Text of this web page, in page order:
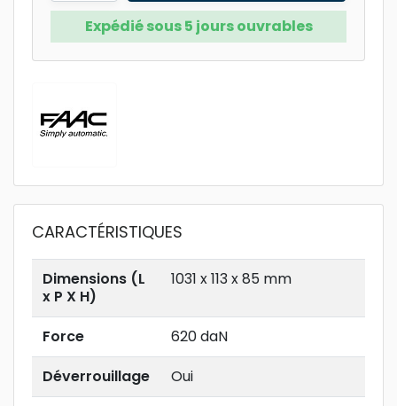
Expédié sous 5 jours ouvrables
CARACTÉRISTIQUES
Dimensions (L
x P X H)
1031 x 113 x 85 mm
Force
620 daN
Déverrouillage
Oui